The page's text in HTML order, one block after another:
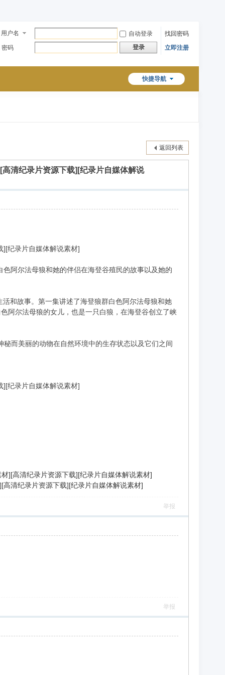
用户名 自动登录
找回密码
密码
登录 立即注册
快捷导航
返回列表
清纪录片资源下载][纪录片自媒体解说
][纪录片自媒体解说素材]
阿尔法母狼和她的伴侣在海登谷殖民的故事以及她的
和故事。第一集讲述了海登狼群白色阿尔法母狼和她
阿尔法母狼的女儿，也是一只白狼，在海登谷创立了峡
而美丽的动物在自然环境中的生存状态以及它们之间
][纪录片自媒体解说素材]
][高清纪录片资源下载][纪录片自媒体解说素材]
清纪录片资源下载][纪录片自媒体解说素材]
举报
举报